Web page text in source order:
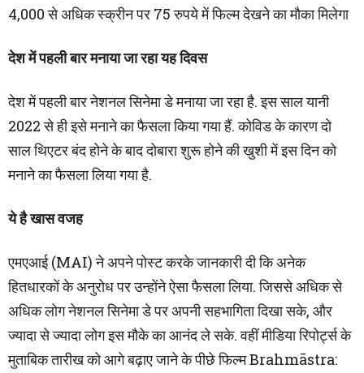
4,000 से अधिक स्क्रीन पर 75 रुपये में फिल्म देखने का मौका मिलेगा
देश में पहली बार मनाया जा रहा यह दिवस
देश में पहली बार नेशनल सिनेमा डे मनाया जा रहा है. इस साल यानी
2022 से ही इसे मनाने का फैसला किया गया हैं. कोविड के कारण दो
साल थिएटर बंद होने के बाद दोबारा शुरू होने की खुशी में इस दिन को
मनाने का फैसला लिया गया है.
ये है खास वजह
एमएआई (MAI) ने अपने पोस्ट करके जानकारी दी कि अनेक
हितधारकों के अनुरोध पर उन्होंने ऐसा फैसला लिया. जिससे अधिक से
अधिक लोग नेशनल सिनेमा डे पर अपनी सहभागिता दिखा सके, और
ज्यादा से ज्यादा लोग इस मौके का आनंद ले सके. वहीं मीडिया रिपोर्ट्स के
मुताबिक तारीख को आगे बढ़ाए जाने के पीछे फिल्म Brahmāstra: